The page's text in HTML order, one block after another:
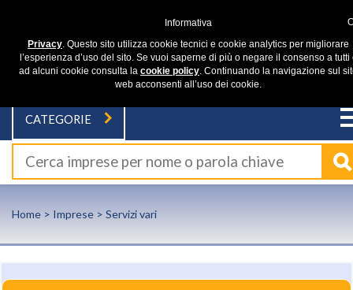
CATEGORIE
Home > Imprese > Servizi vari
Informativa
Privacy. Questo sito utilizza cookie tecnici e cookie analytics per migliorare
l’esperienza d’uso del sito. Se vuoi saperne di più o negare il consenso a tutti
ad alcuni cookie consulta la cookie policy. Continuando la navigazione sul
web acconsenti all’uso dei cookie.